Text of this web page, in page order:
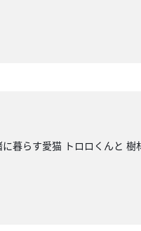
暮らす愛猫 トロロくんと 樹